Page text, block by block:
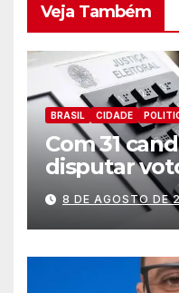
Veja Também
BRASIL CIDADE
Com 31
disputar
perder
8 DE AGOSTO DE